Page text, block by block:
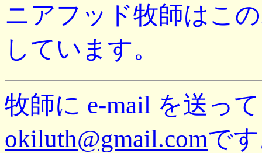
ニアフッド牧師はこ
しています。
牧師に e-mail を送っ
okiluth@gmail.comで